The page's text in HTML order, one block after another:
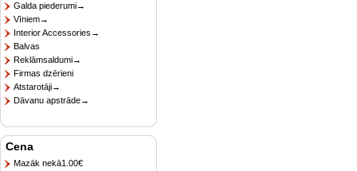
Galda piederumi→
Vīniem→
Interior Accessories→
Balvas
Reklāmsaldumi→
Firmas dzērieni
Atstarotāji→
Dāvanu apstrāde→
Cena
Mazāk nekā1.00€